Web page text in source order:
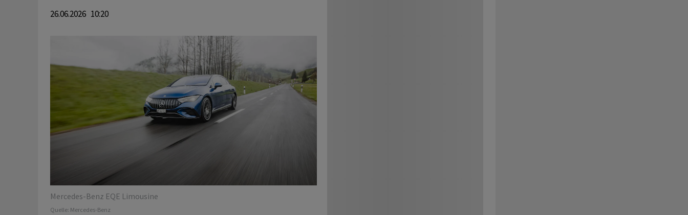
26.06.2026 10:20
Mercedes-Benz EQE Limousine
Quelle: Mercedes-Benz